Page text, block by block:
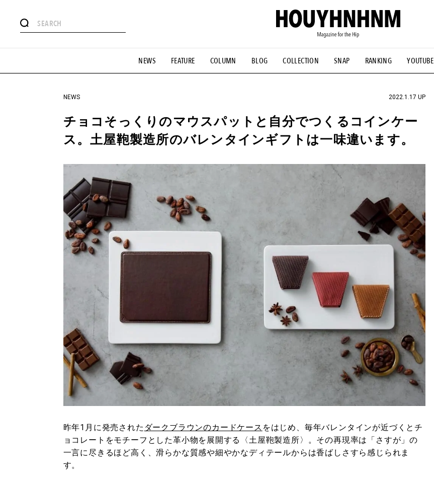
NEWS FEATURE COLUMN BLOG COLLECTION SNAP RANKING YOUTUBE
#憧れの逸品 #ESSENTIAL DESIGNS #古着サミット #NEW VINTAGE #マイナーグッド図鑑
#GH 銘品の所以 #フイナムのYouTube #Commune H #FOCUS IT #AH.H #ととけん #FASHION #MUSIC
#HANDSOME HANDBOOK
NEWS 2022.1.17 UP
チョコそっくりのマウスパットと自分でつくるコインケー
ス。土屋鞄製造所のバレンタインギフトは一味違います。
昨年1月に発売された ダークブラウンのカードケース をはじめ、毎年バレンタインが近づくとチ
ョコレートをモチーフとした革小物を展開する〈土屋鞄製造所〉。その再現率は「さすが」の
一言に尽きるほど高く、滑らかな質感や細やかなディテールからは香ばしさすら感じられま
す。